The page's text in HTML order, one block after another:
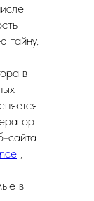
тайну.
в
сайта
в